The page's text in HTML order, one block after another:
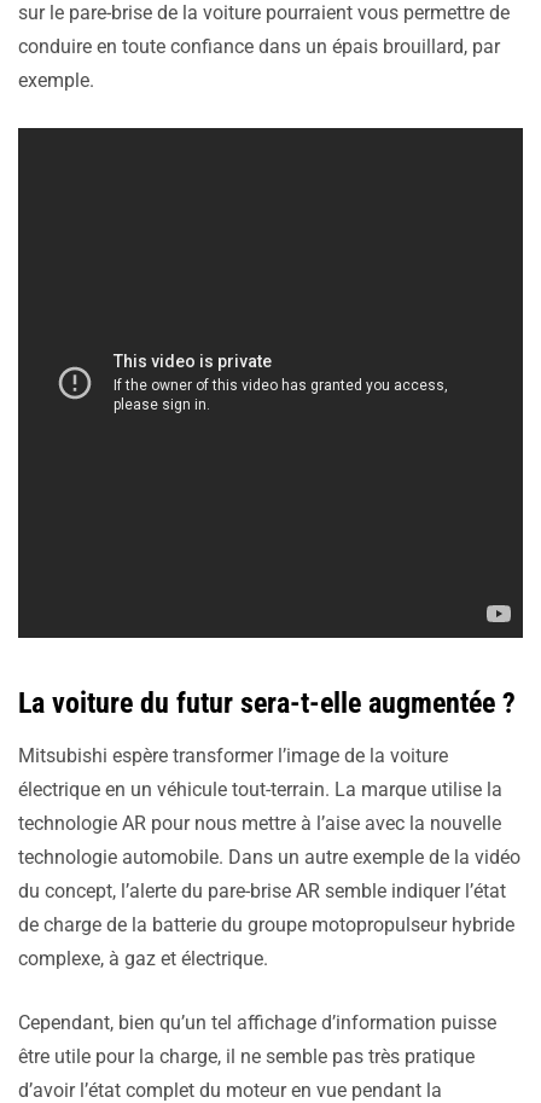
sur le pare-brise de la voiture pourraient vous permettre de
conduire en toute confiance dans un épais brouillard, par
exemple.
La voiture du futur sera-t-elle augmentée ?
Mitsubishi espère transformer l’image de la voiture
électrique en un véhicule tout-terrain. La marque utilise la
technologie AR pour nous mettre à l’aise avec la nouvelle
technologie automobile. Dans un autre exemple de la vidéo
du concept, l’alerte du pare-brise AR semble indiquer l’état
de charge de la batterie du groupe motopropulseur hybride
complexe, à gaz et électrique.
Cependant, bien qu’un tel affichage d’information puisse
être utile pour la charge, il ne semble pas très pratique
d’avoir l’état complet du moteur en vue pendant la